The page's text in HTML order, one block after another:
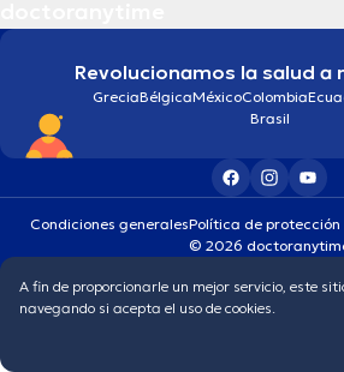
Revolucionamos la salud a
GreciaBélgicaMéxicoColombia
Brasil
Condiciones generalesPolítica de protección
© 2026
A fin de proporcionarle un mejor servicio, este
navegando si acepta el uso de cookies.